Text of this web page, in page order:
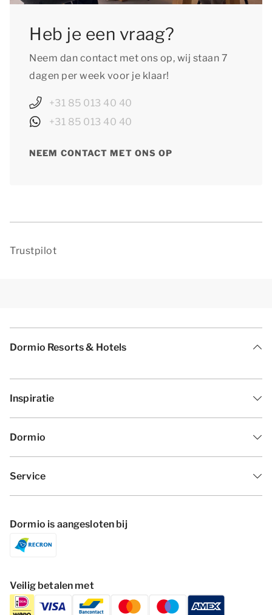
Heb je een vraag?
Neem dan contact met ons op, wij staan 7
dagen per week voor je klaar!
+31 85 013 40 40
+31 85 013 40 40
NEEM CONTACT MET ONS OP
Trustpilot
Dormio Resorts & Hotels
Inspiratie
Dormio
Service
Dormio is aangesloten bij
Veilig betalen met